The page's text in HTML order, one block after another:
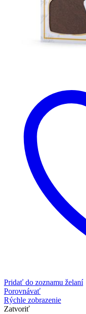
Pridať do zoznamu želaní
Porovnávať
Rýchle zobrazenie
Zatvoriť